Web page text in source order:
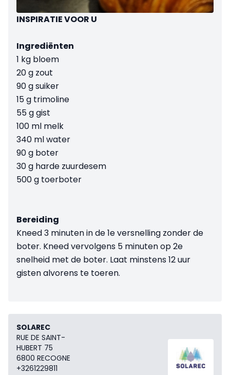
INSPIRATIE VOOR U
Ingrediënten
1 kg bloem
20 g zout
90 g suiker
15 g trimoline
55 g gist
100 ml melk
340 ml water
90 g boter
30 g harde zuurdesem
500 g toerboter
Bereiding
Kneed 3 minuten in de 1e versnelling zonder de
boter. Kneed vervolgens 5 minuten op 2e
snelheid met de boter. Laat minstens 12 uur
gisten alvorens te toeren.
SOLAREC
RUE DE SAINT-
HUBERT 75
6800 RECOGNE
+3261229811